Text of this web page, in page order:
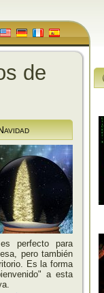
de
perfecto para
pero también
Es la forma
a esta